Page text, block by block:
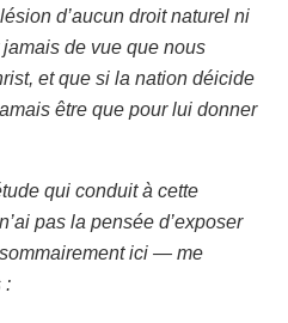
d’aucun droit naturel ni
de vue que nous
et que si la nation déicide
être que pour lui donner
qui conduit à cette
pas la pensée d’exposer
ici — me
: